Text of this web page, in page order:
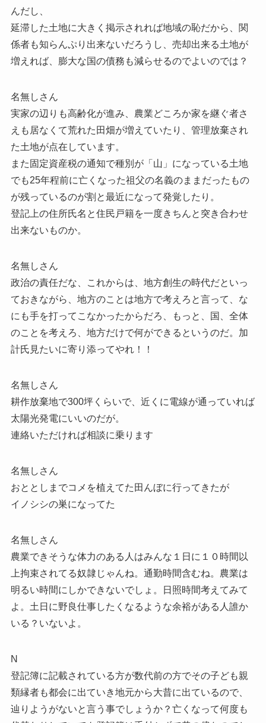
んだし、
延滞した土地に大きく掲示されれば地域の恥だから、関
係者も知らんぷり出来ないだろうし、売却出来る土地が
増えれば、膨大な国の債務も減らせるのでよいのでは？
名無しさん
実家の辺りも高齢化が進み、農業どころか家を継ぐ者さ
えも居なくて荒れた田畑が増えていたり、管理放棄され
た土地が点在しています。
また固定資産税の通知で種別が「山」になっている土地
でも25年程前に亡くなった祖父の名義のままだったもの
が残っているのが割と最近になって発覚したり。
登記上の住所氏名と住民戸籍を一度きちんと突き合わせ
出来ないものか。
名無しさん
政治の責任だな、これからは、地方創生の時代だといっ
ておきながら、地方のことは地方で考えろと言って、な
にも手を打ってこなかったからだろ、もっと、国、全体
のことを考えろ、地方だけで何ができるというのだ。加
計氏見たいに寄り添ってやれ！！
名無しさん
耕作放棄地で300坪くらいで、近くに電線が通っていれば
太陽光発電にいいのだが。
連絡いただければ相談に乗ります
名無しさん
おととしまでコメを植えてた田んぼに行ってきたが
イノシシの巣になってた
名無しさん
農業できそうな体力のある人はみんな１日に１０時間以
上拘束されてる奴隷じゃんね。通勤時間含むね。農業は
明るい時間にしかできないでしょ。日照時間考えてみて
よ。土日に野良仕事したくなるような余裕がある人誰か
いる？いないよ。
N
登記簿に記載されている方が数代前の方でその子ども親
類縁者も都会に出ていき地元から大昔に出ているので、
辿りようがないと言う事でしょうか？亡くなって何度も